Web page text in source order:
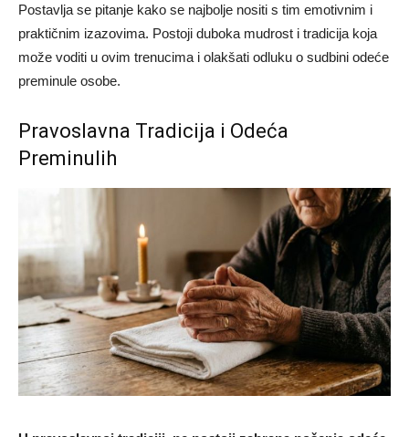
Postavlja se pitanje kako se najbolje nositi s tim emotivnim i
praktičnim izazovima. Postoji duboka mudrost i tradicija koja
može voditi u ovim trenucima i olakšati odluku o sudbini odeće
preminule osobe.
Pravoslavna Tradicija i Odeća
Preminulih